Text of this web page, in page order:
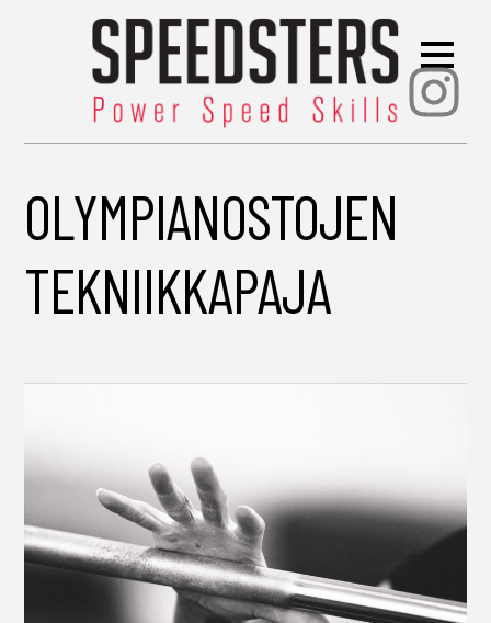
OLYMPIANOSTOJEN
TEKNIIKKAPAJA